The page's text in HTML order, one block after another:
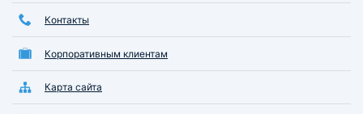
Контакты
Корпоративным клиентам
Карта сайта